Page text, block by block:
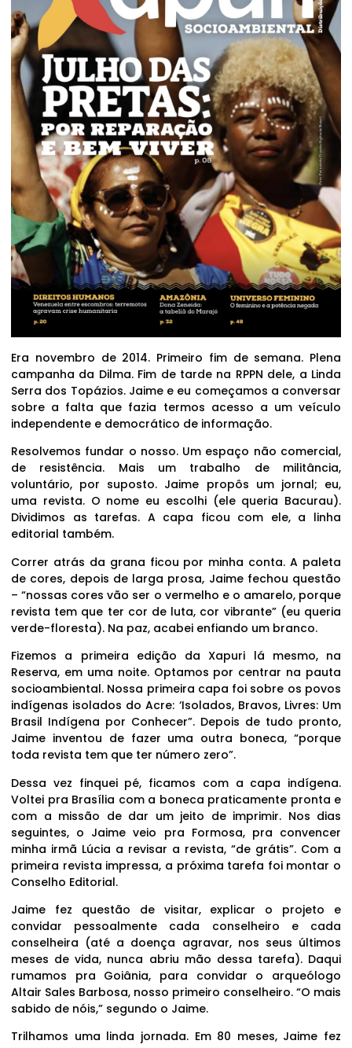
Era novembro de 2014. Primeiro fim de semana. Plena
campanha da Dilma. Fim de tarde na RPPN dele, a Linda
Serra dos Topázios. Jaime e eu começamos a conversar
sobre a falta que fazia termos acesso a um veículo
independente e democrático de informação.
Resolvemos fundar o nosso. Um espaço não comercial,
de resistência. Mais um trabalho de militância,
voluntário, por suposto. Jaime propôs um jornal; eu,
uma revista. O nome eu escolhi (ele queria Bacurau).
Dividimos as tarefas. A capa ficou com ele, a linha
editorial também.
Correr atrás da grana ficou por minha conta. A paleta
de cores, depois de larga prosa, Jaime fechou questão
– “nossas cores vão ser o vermelho e o amarelo, porque
revista tem que ter cor de luta, cor vibrante” (eu queria
verde-floresta). Na paz, acabei enfiando um branco.
Fizemos a primeira edição da Xapuri lá mesmo, na
Reserva, em uma noite. Optamos por centrar na pauta
socioambiental. Nossa primeira capa foi sobre os povos
indígenas isolados do Acre: ‘Isolados, Bravos, Livres: Um
Brasil Indígena por Conhecer”. Depois de tudo pronto,
Jaime inventou de fazer uma outra boneca, “porque
toda revista tem que ter número zero”.
Dessa vez finquei pé, ficamos com a capa indígena.
Voltei pra Brasília com a boneca praticamente pronta e
com a missão de dar um jeito de imprimir. Nos dias
seguintes, o Jaime veio pra Formosa, pra convencer
minha irmã Lúcia a revisar a revista, “de grátis”. Com a
primeira revista impressa, a próxima tarefa foi montar o
Conselho Editorial.
Jaime fez questão de visitar, explicar o projeto e
convidar pessoalmente cada conselheiro e cada
conselheira (até a doença agravar, nos seus últimos
meses de vida, nunca abriu mão dessa tarefa). Daqui
rumamos pra Goiânia, para convidar o arqueólogo
Altair Sales Barbosa, nosso primeiro conselheiro. “O mais
sabido de nóis,” segundo o Jaime.
Trilhamos uma linda jornada. Em 80 meses, Jaime fez